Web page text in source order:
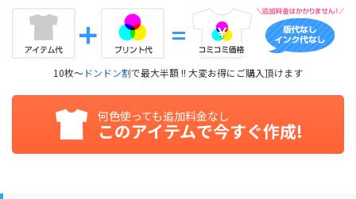
10枚～ドンドン割で最大半額 !! 大変お得にご購入頂けます
何色使っても追加料金なし
このアイテムで今すぐ作成!